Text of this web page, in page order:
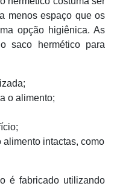
menos espaço que os
opção higiênica. As
saco hermético para
o alimento;
alimento intactas, como
é fabricado utilizando